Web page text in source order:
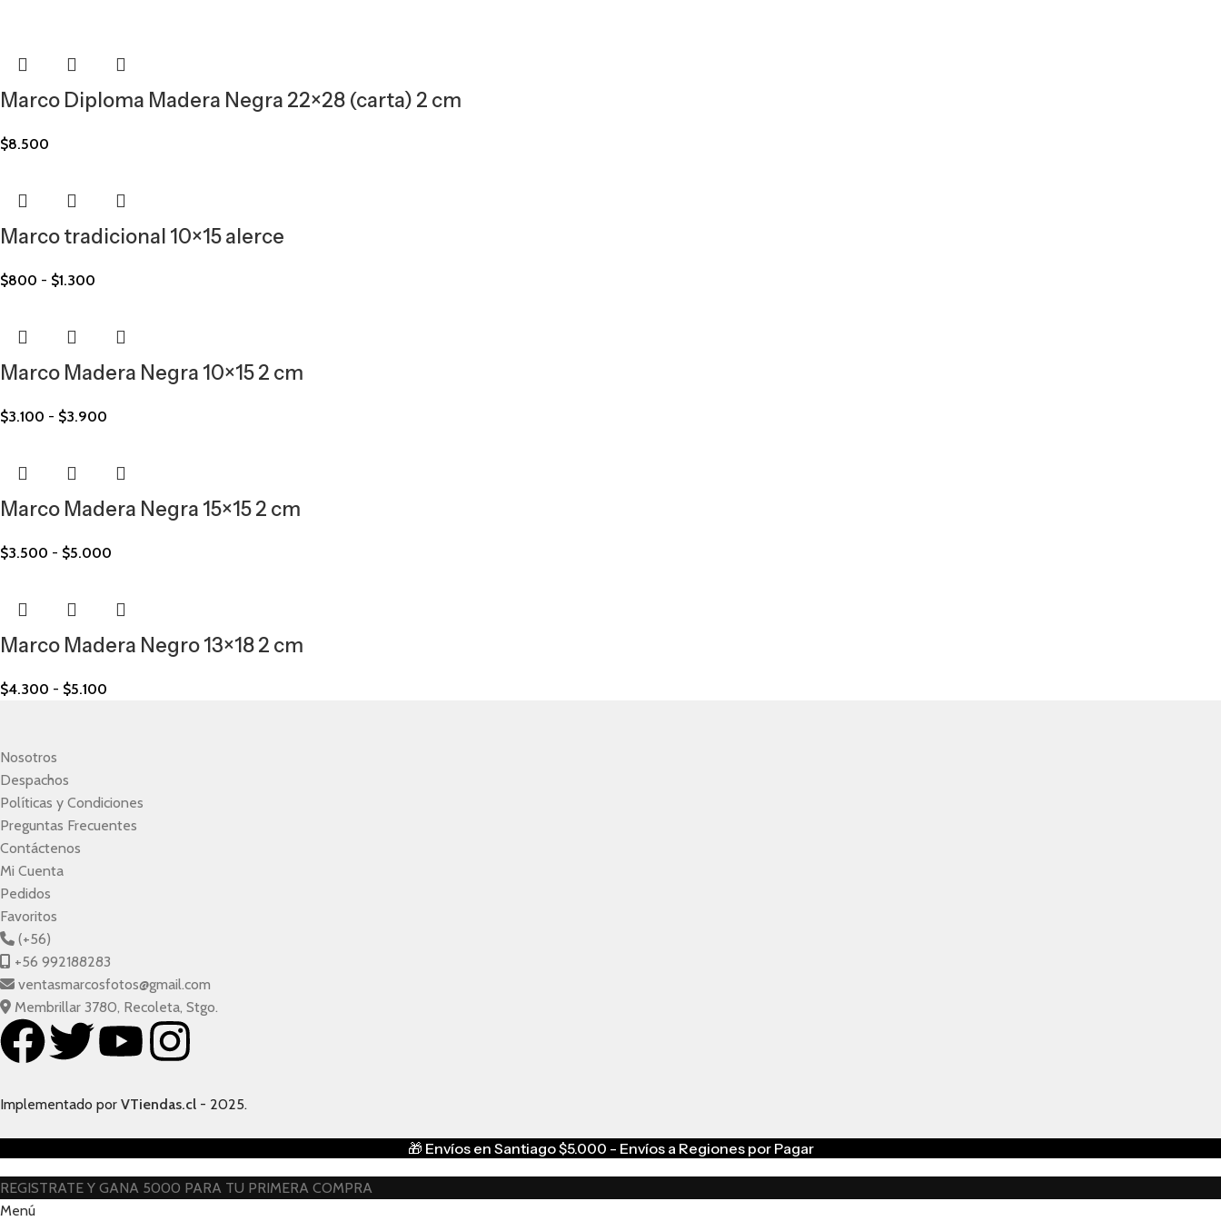
Marco Diploma Madera Negra 22×28 (carta) 2 cm
$8.500
Marco tradicional 10×15 alerce
$800 - $1.300
Marco Madera Negra 10×15 2 cm
$3.100 - $3.900
Marco Madera Negra 15×15 2 cm
$3.500 - $5.000
Marco Madera Negro 13×18 2 cm
$4.300 - $5.100
Nosotros
Despachos
Políticas y Condiciones
Preguntas Frecuentes
Contáctenos
Mi Cuenta
Pedidos
Favoritos
(+56)
+56 992188283
ventasmarcosfotos@gmail.com
Membrillar 3780, Recoleta, Stgo.
Implementado por VTiendas.cl - 2025.
🎁 Envíos en Santiago $5.000 - Envíos a Regiones por Pagar
REGISTRATE Y GANA 5000 PARA TU PRIMERA COMPRA
Menú